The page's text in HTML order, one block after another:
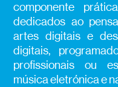
componente
dedicados ao
artes digitais e
digitais,
profissionais ou
música eletrónica e